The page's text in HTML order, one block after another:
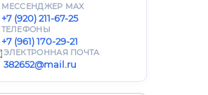
МЕССЕНДЖЕР MAX
+7 (920) 211-67-25
ТЕЛЕФОНЫ
+7 (961) 170-29-21
ЭЛЕКТРОННАЯ ПОЧТА
382652@mail.ru